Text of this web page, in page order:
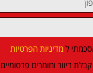
ל מדיניות הפרטיות
דיוור וחומרים פרסומיים